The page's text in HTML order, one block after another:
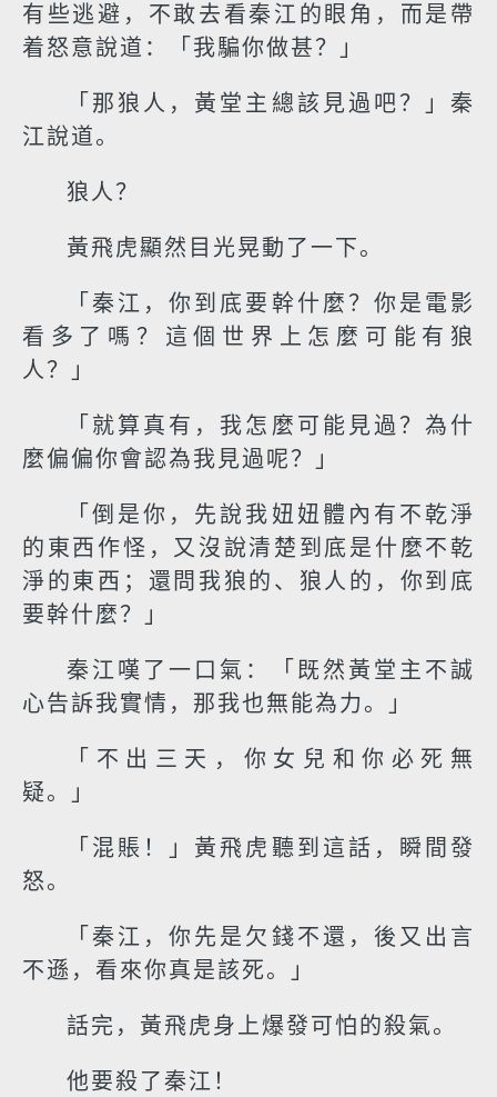
有些逃避，不敢去看秦江的眼角，而是帶
着怒意說道：「我騙你做甚？」
「那狼人，黃堂主總該見過吧？」秦
江說道。
狼人？
黃飛虎顯然目光晃動了一下。
「秦江，你到底要幹什麼？你是電影
看多了嗎？這個世界上怎麼可能有狼
人？」
「就算真有，我怎麼可能見過？為什
麼偏偏你會認為我見過呢？」
「倒是你，先說我妞妞體內有不乾淨
的東西作怪，又沒說清楚到底是什麼不乾
淨的東西；還問我狼的、狼人的，你到底
要幹什麼？」
秦江嘆了一口氣：「既然黃堂主不誠
心告訴我實情，那我也無能為力。」
「不出三天，你女兒和你必死無
疑。」
「混賬！」黃飛虎聽到這話，瞬間發
怒。
「秦江，你先是欠錢不還，後又出言
不遜，看來你真是該死。」
話完，黃飛虎身上爆發可怕的殺氣。
他要殺了秦江！